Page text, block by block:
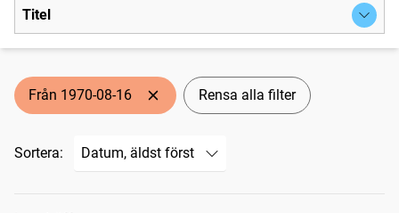
Titel
Från 1970-08-16 Rensa alla filter
Sortera: